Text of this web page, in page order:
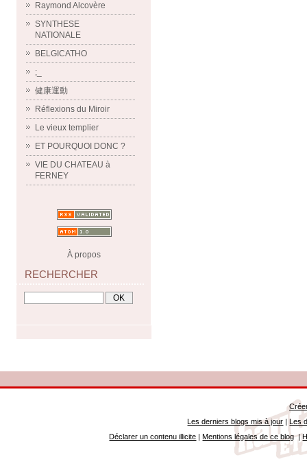
Raymond Alcovère
SYNTHESE
NATIONALE
BELGICATHO
;_
健康運動
Réflexions du Miroir
Le vieux templier
ET POURQUOI DONC ?
VIE DU CHATEAU à
FERNEY
À propos
RECHERCHER
Les derniers blogs mis à jour |Les
Déclarer un contenu illicite |Mentions légales de ce blog|